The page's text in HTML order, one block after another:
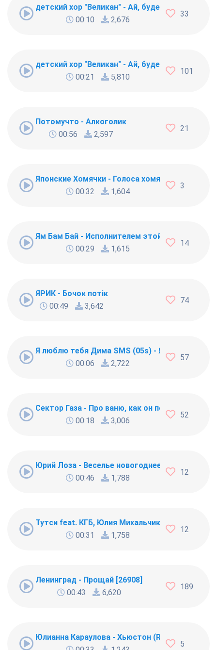
детский хор "Великан" - Ай, будет круто [27086]
00:10
2,676
33
детский хор "Великан" - Ай, будет круто
00:21
5,810
101
Потомучто - Алкоголик
00:56
2,597
21
Японские Хомячки - Голоса хомяков
00:32
1,604
3
Ям Бам Бай - Исполнителем этой забавной
00:29
1,615
14
ЯРИК - Бочок потiк
00:49
3,642
74
Я люблю тебя Дима SMS (05s) - Я люблю тебя
00:06
2,722
57
Сектор Газа - Про ваню, как он пошел к чужой
00:18
3,006
52
Юрий Лоза - Веселье новогоднее
00:46
1,788
12
Тутси feat. КГБ, Юлия Михальчик, Никита
00:31
1,758
12
Ленинград - Прощай [26908]
00:43
6,620
189
Юлианна Караулова - Хьюстон (Reznikov &
5